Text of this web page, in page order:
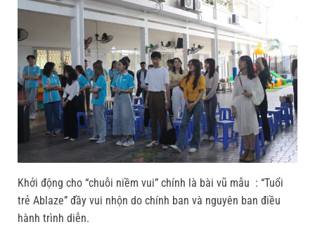
Khởi động cho “chuỗi niềm vui” chính là bài vũ mẫu : “Tuổi
trẻ Ablaze” đầy vui nhộn do chính ban và nguyên ban điều
hành trình diễn.